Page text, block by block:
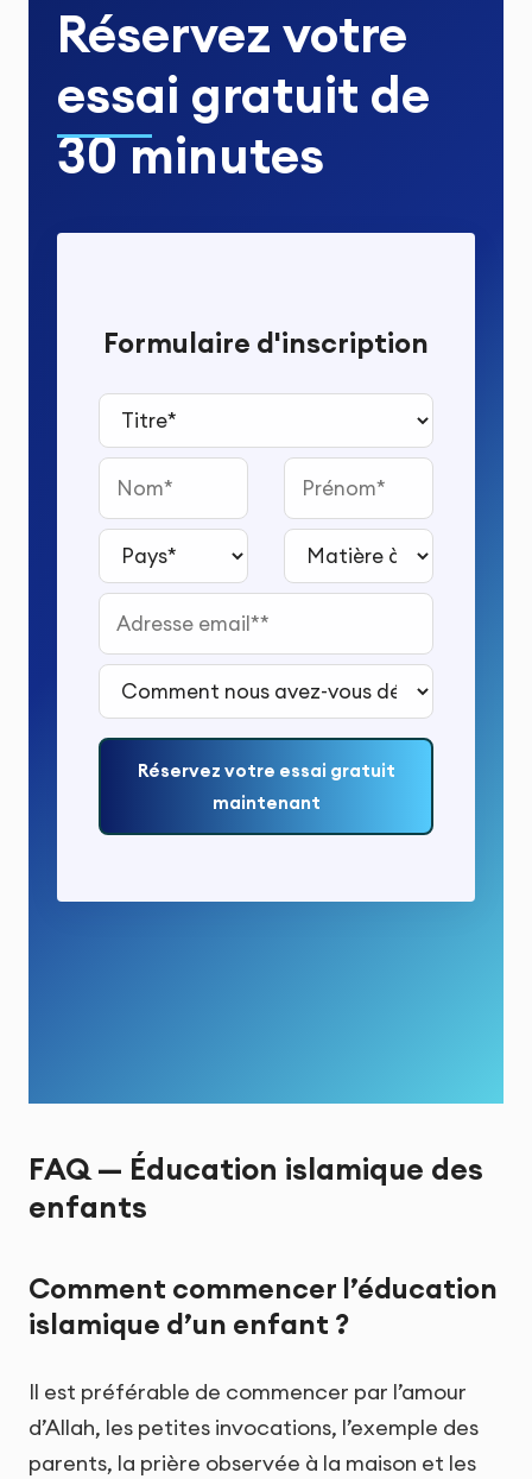
Réservez votre
essai gratuit de
30 minutes
Formulaire d'inscription
Titre*
Nom Prénom
Pays* Matière à étudier*
Adresse email*
Comment nous avez-vous découvert ?*
Réservez votre essai gratuit
maintenant
FAQ — Éducation islamique des
enfants
Comment commencer l’éducation
islamique d’un enfant ?
Il est préférable de commencer par l’amour
d’Allah, les petites invocations, l’exemple des
parents, la prière observée à la maison et les